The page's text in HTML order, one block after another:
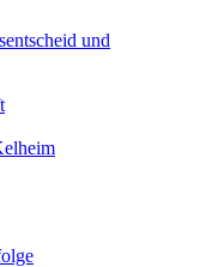
und